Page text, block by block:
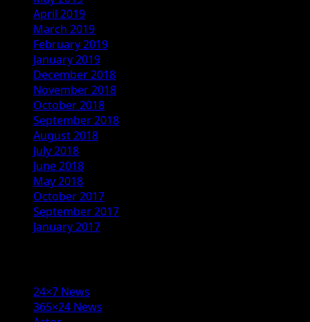
April 2019
March 2019
February 2019
January 2019
December 2018
November 2018
October 2018
September 2018
August 2018
July 2018
June 2018
May 2018
October 2017
September 2017
January 2017
24×7 News
365×24 News